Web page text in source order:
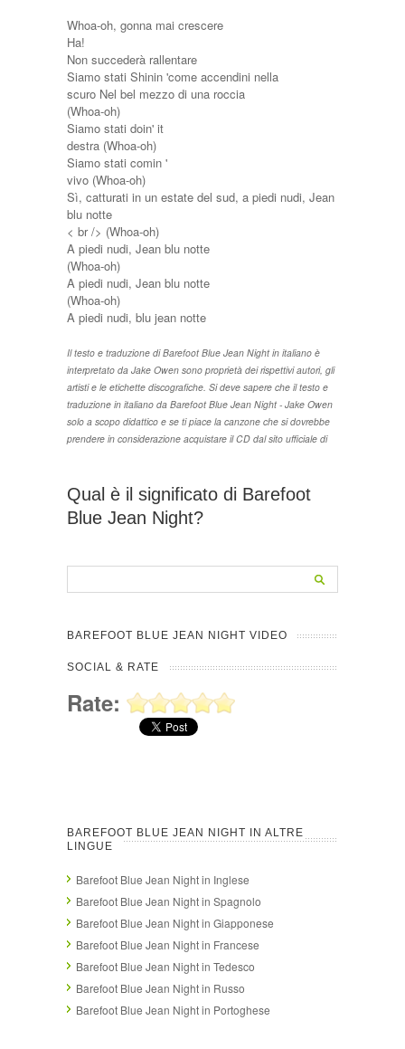
Whoa-oh, gonna mai crescere
Ha!
Non succederà rallentare
Siamo stati Shinin 'come accendini nella
scuro Nel bel mezzo di una roccia
(Whoa-oh)
Siamo stati doin' it
destra (Whoa-oh)
Siamo stati comin '
vivo (Whoa-oh)
Sì, catturati in un estate del sud, a piedi nudi, Jean
blu notte
< br /> (Whoa-oh)
A piedi nudi, Jean blu notte
(Whoa-oh)
A piedi nudi, Jean blu notte
(Whoa-oh)
A piedi nudi, blu jean notte
Il testo e traduzione di Barefoot Blue Jean Night in italiano è
interpretato da Jake Owen sono proprietà dei rispettivi autori, gli
artisti e le etichette discografiche. Si deve sapere che il testo e
traduzione in italiano da Barefoot Blue Jean Night - Jake Owen
solo a scopo didattico e se ti piace la canzone che si dovrebbe
prendere in considerazione acquistare il CD dal sito ufficiale di
Qual è il significato di Barefoot
Blue Jean Night?
BAREFOOT BLUE JEAN NIGHT VIDEO
SOCIAL & RATE
Rate:
BAREFOOT BLUE JEAN NIGHT IN ALTRE
LINGUE
Barefoot Blue Jean Night in Inglese
Barefoot Blue Jean Night in Spagnolo
Barefoot Blue Jean Night in Giapponese
Barefoot Blue Jean Night in Francese
Barefoot Blue Jean Night in Tedesco
Barefoot Blue Jean Night in Russo
Barefoot Blue Jean Night in Portoghese